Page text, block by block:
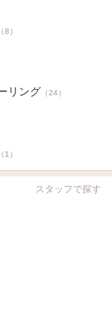
（8）
リング （24）
（1）
スタッフで探す